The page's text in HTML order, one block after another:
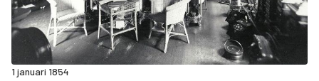
1 januari 1854